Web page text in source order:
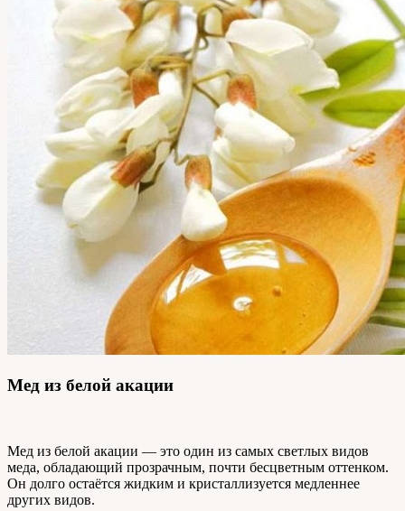
Мед из белой акации
Мед из белой акации — это один из самых светлых видов
меда, обладающий прозрачным, почти бесцветным оттенком.
Он долго остаётся жидким и кристаллизуется медленнее
других видов.